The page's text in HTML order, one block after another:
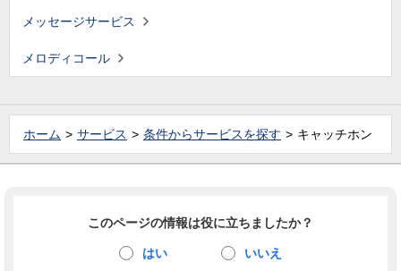
メッセージサービス
メロディコール
ホーム サービス 条件からサービスを探す キャッチホン
このページの情報は役に立ちましたか？
はい いいえ